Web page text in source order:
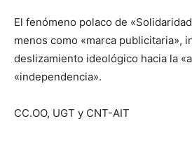
El fenómeno polaco de
menos como «marca publicitaria»,
deslizamiento ideológico hacia la
«independencia».
CC.OO, UGT y CNT-AIT